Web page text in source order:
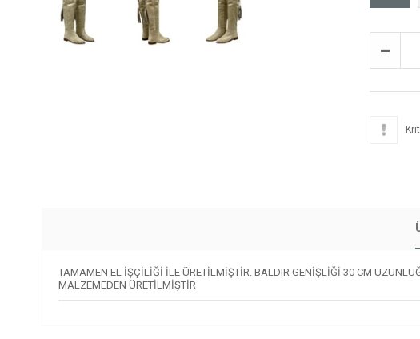
TAMAMEN EL İŞÇİLİĞİ İLE ÜRETİLMİŞTİR. BALDIR GENİŞLİĞİ 30 CM
MALZEMEDEN ÜRETİLMİŞTİR